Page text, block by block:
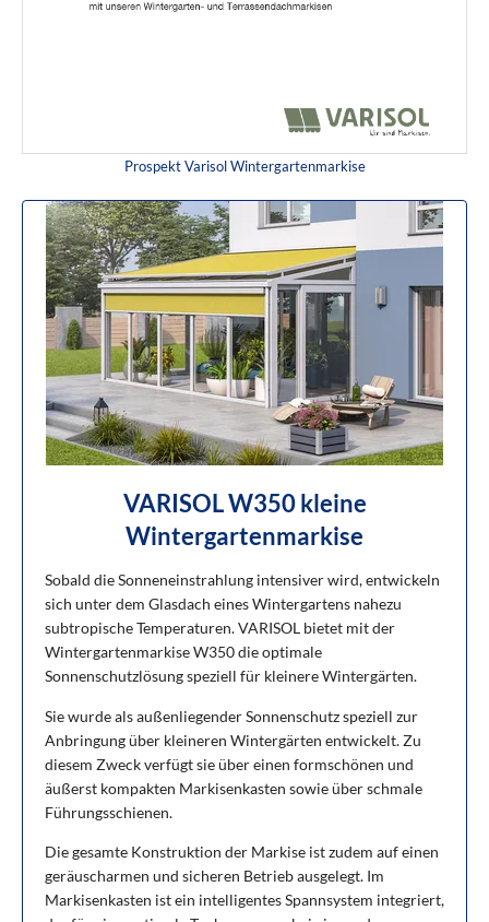
Prospekt Varisol Wintergartenmarkise
VARISOL W350 kleine
Wintergartenmarkise
Sobald die Sonneneinstrahlung intensiver wird, entwickeln
sich unter dem Glasdach eines Wintergartens nahezu
subtropische Temperaturen. VARISOL bietet mit der
Wintergartenmarkise W350 die optimale
Sonnenschutzlösung speziell für kleinere Wintergärten.
Sie wurde als außenliegender Sonnenschutz speziell zur
Anbringung über kleineren Wintergärten entwickelt. Zu
diesem Zweck verfügt sie über einen formschönen und
äußerst kompakten Markisenkasten sowie über schmale
Führungsschienen.
Die gesamte Konstruktion der Markise ist zudem auf einen
geräuscharmen und sicheren Betrieb ausgelegt. Im
Markisenkasten ist ein intelligentes Spannsystem integriert,